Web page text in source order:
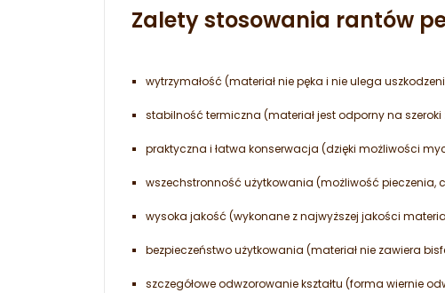
Zalety stosowania rantów
wytrzymałość (materiał nie pęka i nie ulega
stabilność termiczna (materiał jest odporny na szeroki
praktyczna i łatwa konserwacja (dzięki możliwości
wszechstronność użytkowania (możliwość pieczenia,
wysoka jakość (wykonane z najwyższej jakości
bezpieczeństwo użytkowania (materiał nie zawiera
szczegółowe odwzorowanie kształtu (forma wiernie